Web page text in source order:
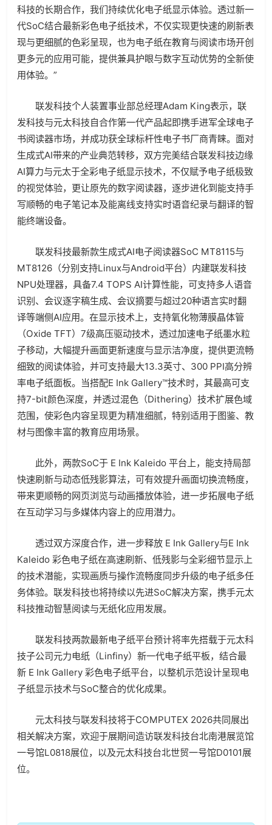
科技的长期合作，我们持续优化电子纸显示体验。透过新一
代SoC结合最新彩色电子纸技术，不仅实现更快速的刷新表
现与更细腻的色彩呈现，也为电子纸在教育与阅读市场开创
更多元的应用可能，提供兼具护眼与数字互动优势的全新使
用体验。”
联发科技个人装置事业部总经理Adam King表示，联
发科技与元太科技自合作第一代产品起即携手进军全球电子
书阅读器市场，并成功获全球标杆性电子书厂商青睐。面对
生成式AI带来的产业典范转移，双方完美结合联发科技边缘
AI算力与元太于全彩电子纸显示技术，不仅赋予电子纸极致
的视觉体验，更让原先的数字阅读器，逐步进化到能支持手
写顺畅的电子笔记本及能离线支持实时语音纪录与翻译的智
能终端设备。
联发科技最新款生成式AI电子阅读器SoC MT8115与
MT8126（分别支持Linux与Android平台）内建联发科技
NPU处理器，具备7.4 TOPS AI计算性能，可支持多人语音
识别、会议逐字稿生成、会议摘要与超过20种语言实时翻
译等端侧AI应用。在显示技术上，支持氧化物薄膜晶体管
（Oxide TFT）7级高压驱动技术，透过加速电子纸墨水粒
子移动，大幅提升画面更新速度与显示洁净度，提供更流畅
细致的阅读体验，并可支持最大13.3英寸、300 PPI高分辨
率电子纸面板。当搭配E Ink Gallery™技术时，其最高可支
持7-bit颜色深度，并透过混色（Dithering）技术扩展色域
范围，使彩色内容呈现更为精准细腻，特别适用于图鉴、教
材与图像丰富的教育应用场景。
此外，两款SoC于 E Ink Kaleido 平台上，能支持局部
快速刷新与动态低残影算法，可有效提升画面切换流畅度，
带来更顺畅的网页浏览与动画播放体验，进一步拓展电子纸
在互动学习与多媒体内容上的应用潜力。
透过双方深度合作，进一步释放 E Ink Gallery与E Ink
Kaleido 彩色电子纸在高速刷新、低残影与全彩细节显示上
的技术潜能，实现画质与操作流畅度同步升级的电子纸多任
务体验。联发科技也将持续以先进SoC解决方案，携手元太
科技推动智慧阅读与无纸化应用发展。
联发科技两款最新电子纸平台预计将率先搭载于元太科
技子公司元力电纸（Linfiny）新一代电子纸平板，结合最
新 E Ink Gallery 彩色电子纸平台，以整机示范设计呈现电
子纸显示技术与SoC整合的优化成果。
元太科技与联发科技将于COMPUTEX 2026共同展出
相关解决方案，欢迎于展期间造访联发科技台北南港展览馆
一号馆L0818展位，以及元太科技台北世贸一号馆D0101展
位。